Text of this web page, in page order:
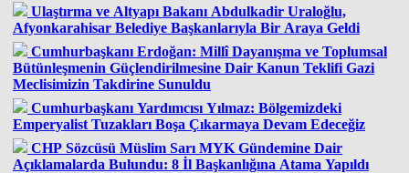
Ulaştırma ve Altyapı Bakanı Abdulkadir Uraloğlu,
Afyonkarahisar Belediye Başkanlarıyla Bir Araya Geldi
Cumhurbaşkanı Erdoğan: Millî Dayanışma ve Toplumsal
Bütünleşmenin Güçlendirilmesine Dair Kanun Teklifi Gazi
Meclisimizin Takdirine Sunuldu
Cumhurbaşkanı Yardımcısı Yılmaz: Bölgemizdeki
Emperyalist Tuzakları Boşa Çıkarmaya Devam Edeceğiz
CHP Sözcüsü Müslim Sarı MYK Gündemine Dair
Açıklamalarda Bulundu: 8 İl Başkanlığına Atama Yapıldı